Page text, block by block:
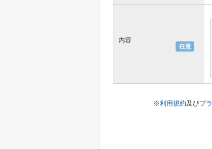
任意
内容
※利用規約及びプ